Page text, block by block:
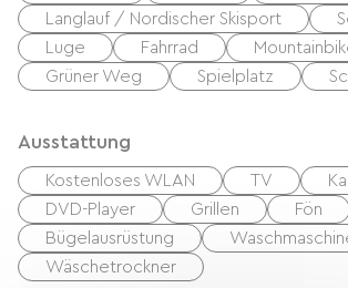
Carcassonne, 18 km von der
Langlauf / Nordischer Skisport
Luge
Fahrrad
Grüner Weg
Spielplatz
Ausstattung
Kostenloses WLAN TV
DVD-Player
Grillen
Fön
Bügelausrüstung
Wäschetrockner